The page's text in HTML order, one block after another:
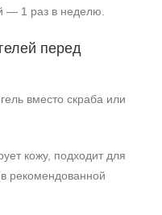
— 1 раз в неделю.
перед
вместо скраба или
кожу, подходит для
рекомендованной